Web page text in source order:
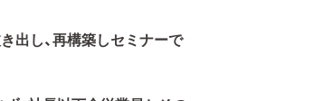
出し、再構築しセミナーで